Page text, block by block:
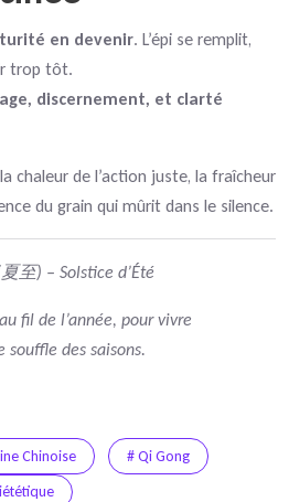
en devenir. L’épi se remplit,
trop tôt.
discernement, et clarté
chaleur de l’action juste, la fraîcheur
du grain qui mûrit dans le silence.
至) – Solstice d’Été
fil de l’année, pour vivre
des saisons.
Chinoise
# Qi Gong